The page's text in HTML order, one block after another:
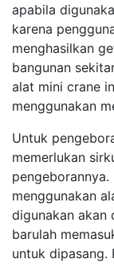
apabila
karena
menghasilkan
bangunan
alat mini crane
menggunakan
Untuk
memerlukan
menggunakan
digunakan akan
barulah
untuk dipasang.